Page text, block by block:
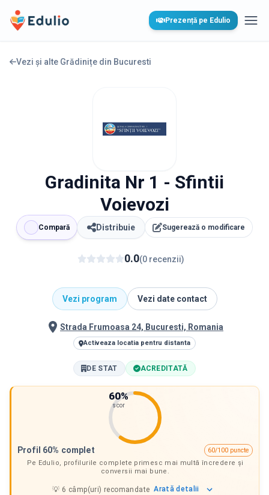
Edulio Prezență pe Edulio
Vezi și alte Grădinițe din Bucuresti
Gradinita Nr 1 - Sfintii
Voievozi
Compară Distribuie Sugerează o modificare
0.0(0 recenzii)
Vezi program Vezi date contact
Strada Frumoasa 24, Bucuresti, Romania
Activeaza locatia pentru distanta
DE STAT ACREDITATĂ
60%
scor
Profil 60% complet
60/100 puncte
Pe Edulio, profilurile complete primesc mai multă încredere și
conversii mai bune.
💡 6 câmp(uri) recomandate Arată detalii